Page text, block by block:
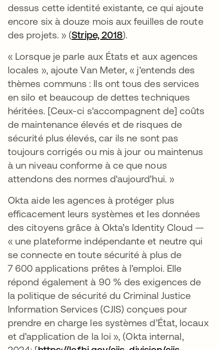
dessus cette identité existante, ce qui ajoute
encore six à douze mois aux feuilles de route
des projets. » (Stripe, 2018s’ouvre dans un
).
« Lorsque je parle aux États et aux agences
locales », ajoute Van Meter, « j'entends des
thèmes communs : Ils ont tous des services
en silo et beaucoup de dettes techniques
héritées. [Ceux-ci s'accompagnent de] coûts
de maintenance élevés et de risques de
sécurité plus élevés, car ils ne sont pas
toujours corrigés ou mis à jour ou maintenus
à un niveau conforme à ce que nous
attendons des normes d'aujourd'hui. »
Okta aide les agences à protéger plus
efficacement leurs systèmes et les données
des citoyens grâce à Okta’s Identity Cloud —
« une plateforme indépendante et neutre qui
se connecte en toute sécurité à plus de
7 600 applications prêtes à l’emploi. Elle
répond également à 90 % des exigences de
la politique de sécurité du Criminal Justice
Information Services (CJIS) conçues pour
prendre en charge les systèmes d’État, locaux
et d’application de la loi », (Okta internal,